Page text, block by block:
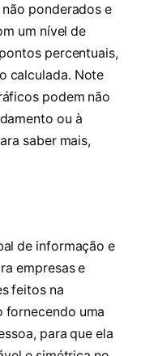
ponderados e
um nível de
percentuais,
calculada. Note
podem não
ou à
saber mais,
de informação e
empresas e
feitos na
fornecendo uma
para que ela